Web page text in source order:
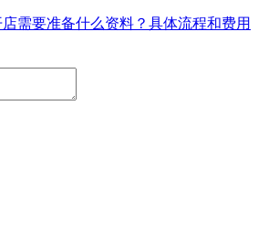
需要准备什么资料？具体流程和费用